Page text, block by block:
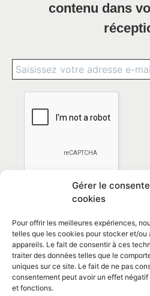
Gérer le
cookies
Pour offrir les meilleures expériences,
telles que les cookies pour stocker et/
appareils. Le fait de consentir à ces
traiter des données telles que le
uniques sur ce site. Le fait de ne pas
consentement peut avoir un effet
et fonctions.
contenu dans
*En vous abonnant vous acceptez
confidentialité